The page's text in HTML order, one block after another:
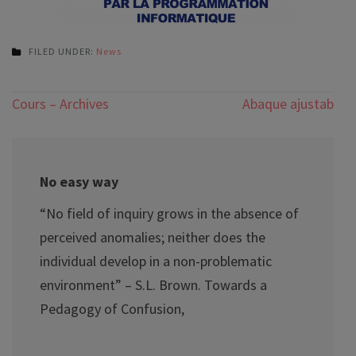
FILED UNDER: News
Post
Cours – Archives Abaque ajustable
No easy way
“No field of inquiry grows in the absence of
perceived anomalies; neither does the
individual develop in a non-problematic
environment” – S.L. Brown. Towards a
Pedagogy of Confusion,